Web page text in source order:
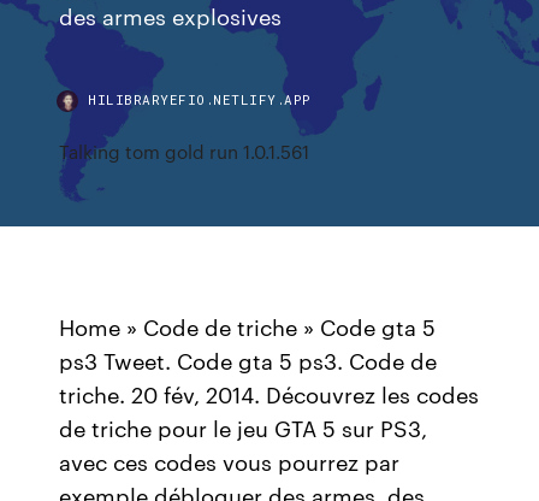
des armes explosives
HILIBRARYEFIO.NETLIFY.APP
Talking tom gold run 1.0.1.561
Home » Code de triche » Code gta 5
ps3 Tweet. Code gta 5 ps3. Code de
triche. 20 fév, 2014. Découvrez les codes
de triche pour le jeu GTA 5 sur PS3,
avec ces codes vous pourrez par
exemple débloquer des armes, des